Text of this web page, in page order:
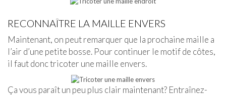
RECONNAÎTRE LA MAILLE ENVERS
Maintenant, on peut remarquer que la prochaine maille a
l’air d’une petite bosse. Pour continuer le motif de côtes,
il faut donc tricoter une maille envers.
Ça vous paraît un peu plus clair maintenant? Entraînez-